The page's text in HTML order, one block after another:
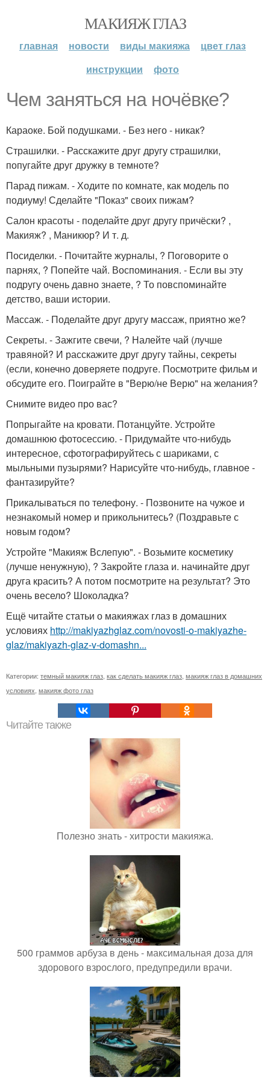
МАКИЯЖ ГЛАЗ
главная новости виды макияжа
цвет глаз
инструкции
фото
Чем заняться на ночёвке?
Караоке. Бой подушками. - Без него - никак?
Страшилки. - Расскажите друг другу страшилки,
попугайте друг дружку в темноте?
Парад пижам. - Ходите по комнате, как модель по
подиуму! Сделайте "Показ" своих пижам?
Салон красоты - поделайте друг другу причёски? ,
Макияж? , Маникюр? И т. д.
Посиделки. - Почитайте журналы, ? Поговорите о
парнях, ? Попейте чай. Воспоминания. - Если вы эту
подругу очень давно знаете, ? То повспоминайте
детство, ваши истории.
Массаж. - Поделайте друг другу массаж, приятно же?
Секреты. - Зажгите свечи, ? Налейте чай (лучше
травяной? И расскажите друг другу тайны, секреты
(если, конечно доверяете подруге. Посмотрите фильм и
обсудите его. Поиграйте в "Верю/не Верю" на желания?
Снимите видео про вас?
Попрыгайте на кровати. Потанцуйте. Устройте
домашнюю фотосессию. - Придумайте что-нибудь
интересное, сфотографируйтесь с шариками, с
мыльными пузырями? Нарисуйте что-нибудь, главное -
фантазируйте?
Прикалываться по телефону. - Позвоните на чужое и
незнакомый номер и прикольнитесь? (Поздравьте с
новым годом?
Устройте "Макияж Вслепую". - Возьмите косметику
(лучше ненужную), ? Закройте глаза и. начинайте друг
друга красить? А потом посмотрите на результат? Это
очень весело? Шоколадка?
Ещё читайте статьи о макияжах глаз в домашних
условиях http://makiyazhglaz.com/novosti-o-makiyazhe-
glaz/makiyazh-glaz-v-domashn...
Категории: темный макияж глаз как сделать макияж глаз макияж глаз в домашних
условиях макияж фото глаз
Читайте также
Полезно знать - хитрости макияжа.
500 граммов арбуза в день - максимальная доза для
здорового взрослого, предупредили врачи.